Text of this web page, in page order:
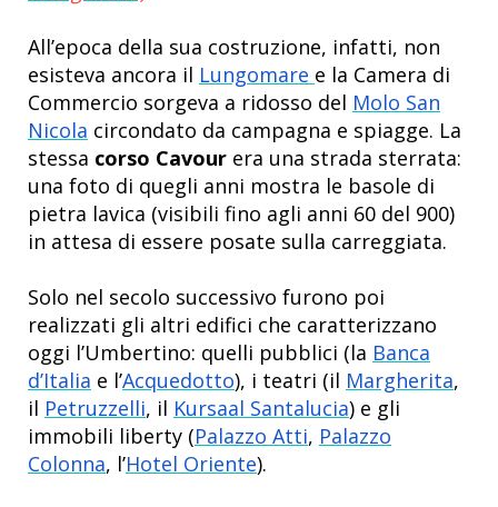
All’epoca della sua costruzione, infatti, non
esisteva ancora il Lungomare e la Camera di
Commercio sorgeva a ridosso del Molo San
Nicola circondato da campagna e spiagge. La
stessa corso Cavour era una strada sterrata:
una foto di quegli anni mostra le basole di
pietra lavica (visibili fino agli anni 60 del 900)
in attesa di essere posate sulla carreggiata.
Solo nel secolo successivo furono poi
realizzati gli altri edifici che caratterizzano
oggi l’Umbertino: quelli pubblici (la Banca
d’Italia e l’Acquedotto), i teatri (il Margherita,
il Petruzzelli, il Kursaal Santalucia) e gli
immobili liberty (Palazzo Atti, Palazzo
Colonna, l’Hotel Oriente).